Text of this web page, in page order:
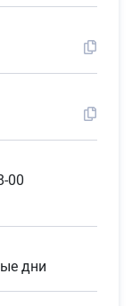
00
дни